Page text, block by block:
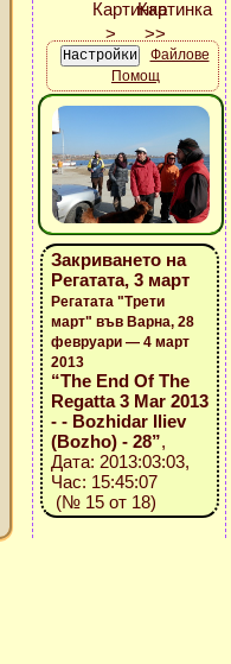
Файлове
Помощ
Закриването на
Регатата, 3 март
Регатата "Трети
март" във Варна, 28
февруари — 4 март
2013
“The End Of The
Regatta 3 Mar 2013
- - Bozhidar Iliev
(Bozho) - 28”,
Дата: 2013:03:03,
Час: 15:45:07
(№ 15 от 18)